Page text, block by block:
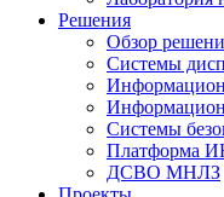
Решения
Обзор
Системы
Системы
Платформа
ДСВО МНЛЗ